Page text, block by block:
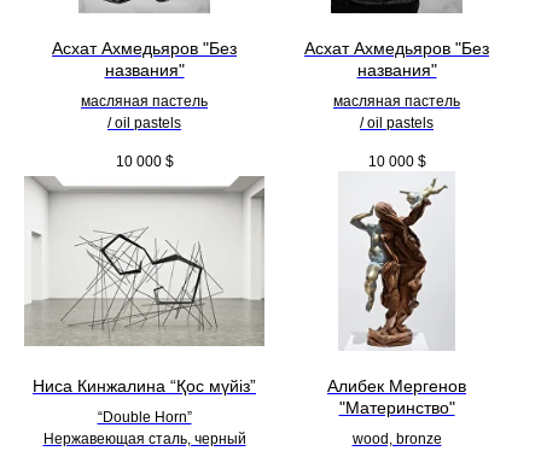
Асхат Ахмедьяров "Без
названия"
масляная пастель
/ oil pastels
10 000 $
Асхат Ахмедьяров "Без
названия"
масляная пастель
/ oil pastels
10 000 $
Ниса Кинжалина “Қос мүйіз”
“Double Horn”
Нержавеющая сталь, черный
Алибек Мергенов
"Материнство"
wood, bronze